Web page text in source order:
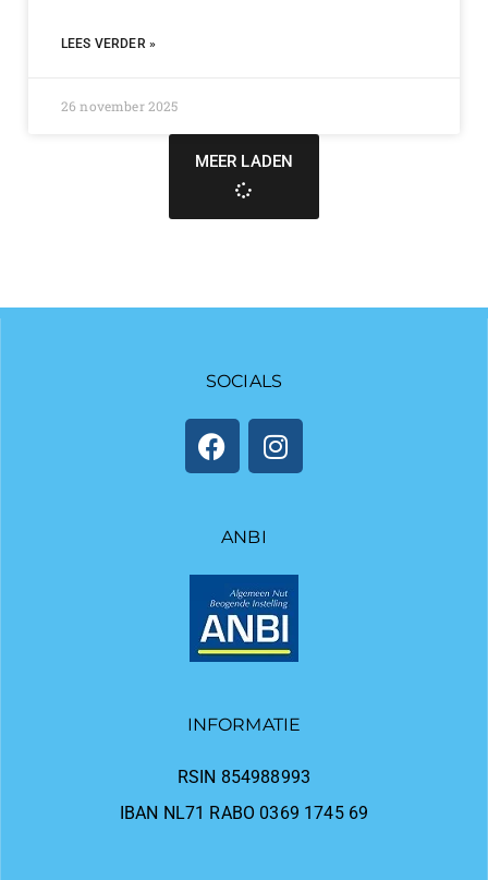
LEES VERDER »
26 november 2025
MEER LADEN
SOCIALS
ANBI
INFORMATIE
RSIN 854988993
IBAN NL71 RABO 0369 1745 69